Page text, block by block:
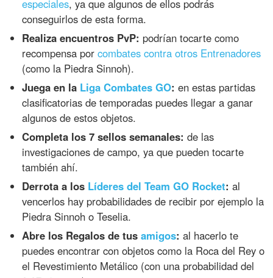
especiales, ya que algunos de ellos podrás
conseguirlos de esta forma.
Realiza encuentros PvP: podrían tocarte como
recompensa porcombates contra otros Entrenadores
(como la Piedra Sinnoh).
Juega en la Liga Combates GO: en estas partidas
clasificatorias de temporadas puedes llegar a ganar
algunos de estos objetos.
Completa los 7 sellos semanales: de las
investigaciones de campo, ya que pueden tocarte
también ahí.
Derrota a los Líderes del Team GO Rocket: al
vencerlos hay probabilidades de recibir por ejemplo la
Piedra Sinnoh o Teselia.
Abre los Regalos de tusamigos: al hacerlo te
puedes encontrar con objetos como la Roca del Rey o
el Revestimiento Metálico (con una probabilidad del